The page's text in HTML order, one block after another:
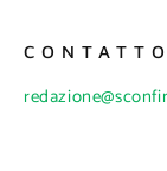
CONTATTO